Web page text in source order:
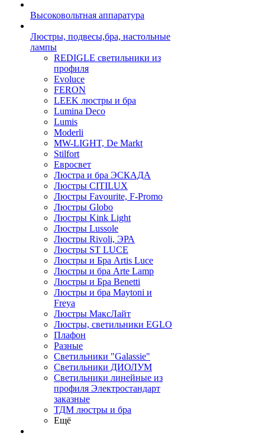
Высоковольтная аппаратура
Люстры, подвесы,бра, настольные
лампы
REDIGLE светильники из
профиля
Evoluce
FERON
LEEK люстры и бра
Lumina Deco
Lumis
Moderli
MW-LIGHT, De Markt
Stilfort
Евросвет
Люстра и бра ЭСКАДА
Люстры CITILUX
Люстры Favourite, F-Promo
Люстры Globo
Люстры Kink Light
Люстры Lussole
Люстры Rivoli, ЭРА
Люстры ST LUCE
Люстры и Бра Artis Luce
Люстры и бра Arte Lamp
Люстры и Бра Benetti
Люстры и бра Maytoni и
Freya
Люстры МаксЛайт
Люстры, светильники EGLO
Плафон
Разные
Светильники "Galassie"
Светильники ДИОЛУМ
Светильники линейные из
профиля Электростандарт
заказные
ТДМ люстры и бра
Ещё